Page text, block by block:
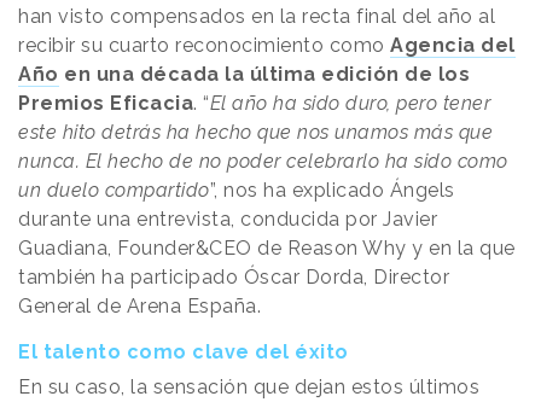
han visto compensados en la recta final del año al
recibir su cuarto reconocimiento como Agencia del
Año en una década la última edición de los
Premios Eficacia. “El año ha sido duro, pero tener
este hito detrás ha hecho que nos unamos más que
nunca. El hecho de no poder celebrarlo ha sido como
un duelo compartido”, nos ha explicado Ángels
durante una entrevista, conducida por Javier
Guadiana, Founder&CEO de Reason Why y en la que
también ha participado Óscar Dorda, Director
General de Arena España.
El talento como clave del éxito
En su caso, la sensación que dejan estos últimos